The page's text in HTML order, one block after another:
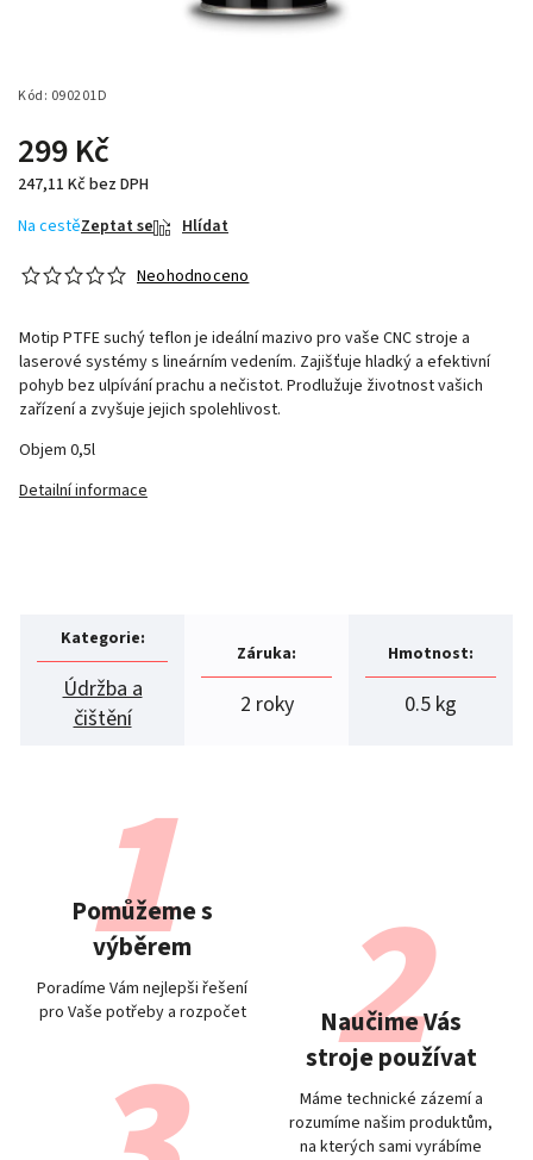
Kód: 090201D
299 Kč
247,11 Kč bez DPH
Na cestěZeptat se Hlídat
Neohodnoceno
Motip PTFE suchý teflon je ideální mazivo pro vaše CNC stroje a
laserové systémy s lineárním vedením. Zajišťuje hladký a efektivní
pohyb bez ulpívání prachu a nečistot. Prodlužuje životnost vašich
zařízení a zvyšuje jejich spolehlivost.
Objem 0,5l
Detailní informace
Kategorie:
Údržba a
čištění
Záruka:
2 roky
Hmotnost:
0.5 kg
Pomůžeme s
výběrem
Poradíme Vám nejlepši řešení
pro Vaše potřeby a rozpočet
Naučime Vás
stroje používat
Máme technické zázemí a
rozumíme našim produktům,
na kterých sami vyrábíme